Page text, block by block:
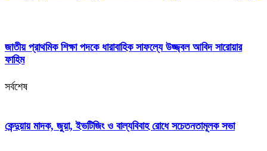
জাতীয় প্রাথমিক শিক্ষা পদকে ধারাবাহিক সাফল্যে উজ্জ্বল আবিদ সারোয়ার
ফাহিম
সর্বশেষ
কেন্দুয়ায় মাদক, জুয়া, ইভটিজিং ও বাল্যবিবাহ রোধে সচেতনতামূলক সভা